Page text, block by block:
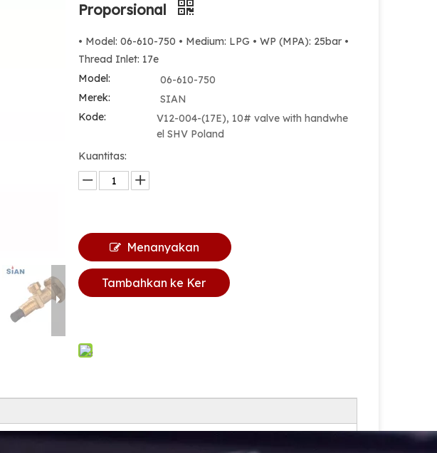
Proporsional
• Model: 06-610-750 • Medium: LPG • WP (MPA): 25bar •
Thread Inlet: 17e
Model:
06-610-750
Merek:
SIAN
Kode:
V12-004-(17E), 10# valve with handwhe
el SHV Poland
Kuantitas:
Menanyakan
Tambahkan ke Ker